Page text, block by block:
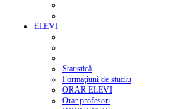
ELEVI
Statistică
Formaţiuni de studiu
ORAR ELEVI
Orar profesori